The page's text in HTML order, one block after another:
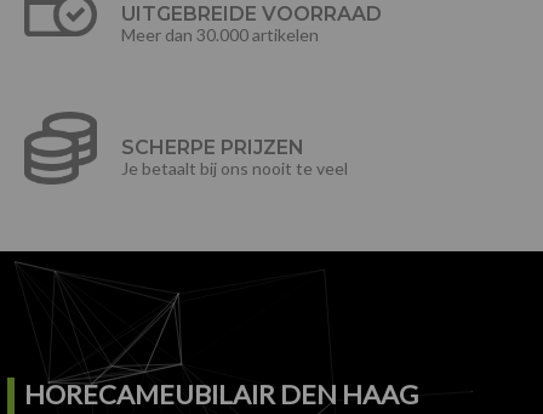
UITGEBREIDE VOORRAAD
Meer dan 30.000 artikelen
SCHERPE PRIJZEN
Je betaalt bij ons nooit te veel
HORECAMEUBILAIR DEN HAAG